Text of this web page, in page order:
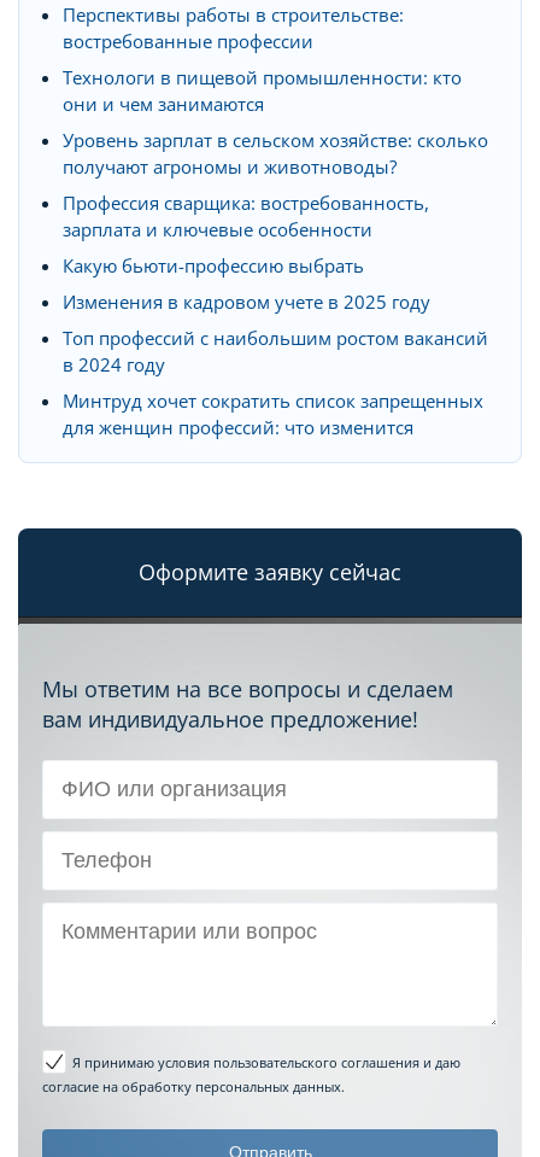
Перспективы работы в строительстве:
востребованные профессии
Технологи в пищевой промышленности: кто
они и чем занимаются
Уровень зарплат в сельском хозяйстве: сколько
получают агрономы и животноводы?
Профессия сварщика: востребованность,
зарплата и ключевые особенности
Какую бьюти-профессию выбрать
Изменения в кадровом учете в 2025 году
Топ профессий с наибольшим ростом вакансий
в 2024 году
Минтруд хочет сократить список запрещенных
для женщин профессий: что изменится
Оформите заявку сейчас
Мы ответим на все вопросы и сделаем
вам индивидуальное предложение!
Я принимаю условия пользовательского соглашения и даю
согласие на обработку персональных данных.